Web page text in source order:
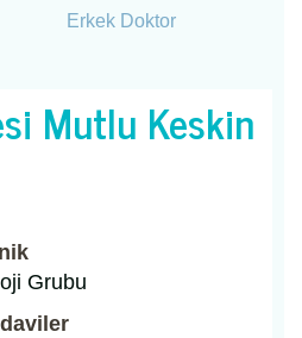
Erkek Doktor
Mutlu Keskin
Grubu